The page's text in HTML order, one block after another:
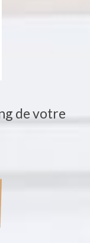
de votre